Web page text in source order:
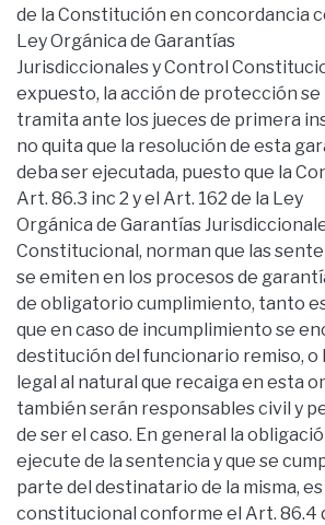
de la Constitución en concordancia
Ley Orgánica de Garantías
Jurisdiccionales y Control
expuesto, la acción de protección se
tramita ante los jueces de primera
no quita que la resolución de esta
deba ser ejecutada, puesto que la
Art. 86.3 inc 2 y el Art. 162 de la Ley
Orgánica de Garantías
Constitucional, norman que las
se emiten en los procesos de
de obligatorio cumplimiento, tanto
que en caso de incumplimiento se
destitución del funcionario remiso, o
legal al natural que recaiga en esta
también serán responsables civil y
de ser el caso. En general la
ejecute de la sentencia y que se
parte del destinatario de la misma,
constitucional conforme el Art. 86.4